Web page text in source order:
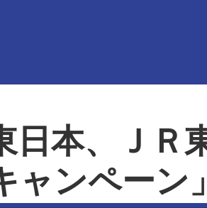
日本、Ｊ
ャンペーン